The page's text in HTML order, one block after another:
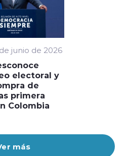
más
junio de 2026
electoral y
de
primera
Colombia